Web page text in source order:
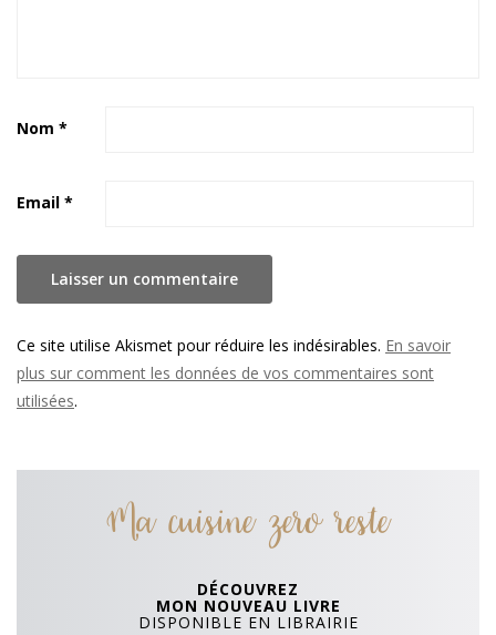
Nom *
Email *
Ce site utilise Akismet pour réduire les indésirables. En savoir
plus sur comment les données de vos commentaires sont
utilisées.
Ma cuisine zero reste
DÉCOUVREZ
MON NOUVEAU LIVRE
DISPONIBLE EN LIBRAIRIE